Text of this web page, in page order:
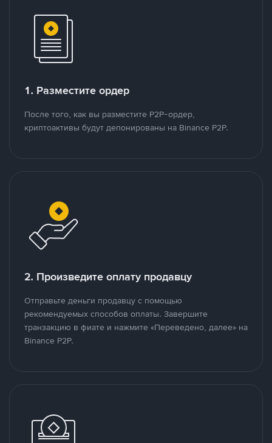
1. Разместите ордер
После того, как вы разместите P2P-ордер,
криптоактивы будут депонированы на Binance P2P.
2. Произведите оплату продавцу
Отправьте деньги продавцу с помощью
рекомендуемых способов оплаты. Завершите
транзакцию в фиате и нажмите «Переведено, далее» на
Binance P2P.